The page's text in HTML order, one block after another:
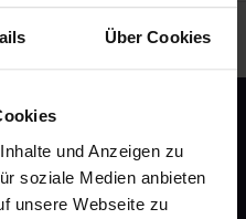
Über Cookies
und Anzeigen zu
soziale Medien anbieten
unsere Webseite zu